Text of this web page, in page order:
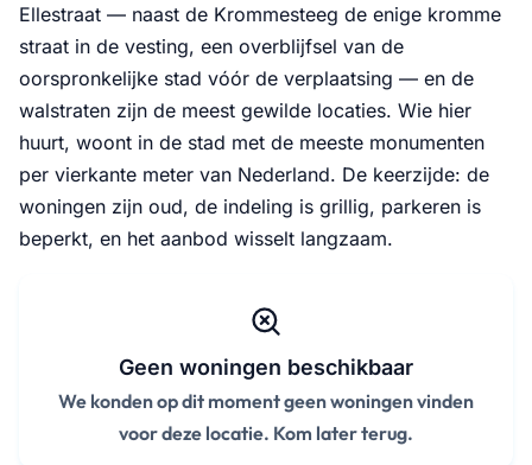
Ellestraat — naast de Krommesteeg de enige kromme
straat in de vesting, een overblijfsel van de
oorspronkelijke stad vóór de verplaatsing — en de
walstraten zijn de meest gewilde locaties. Wie hier
huurt, woont in de stad met de meeste monumenten
per vierkante meter van Nederland. De keerzijde: de
woningen zijn oud, de indeling is grillig, parkeren is
beperkt, en het aanbod wisselt langzaam.
Geen woningen beschikbaar
We konden op dit moment geen woningen vinden
voor deze locatie. Kom later terug.